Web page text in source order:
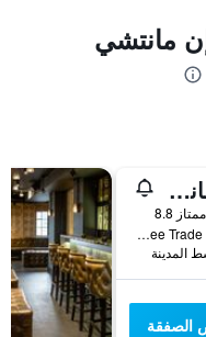
مانتشي
إدوارديان مانشستر، فندق راديسون كوليكشن
ممتاز 8.8
Free Trade Hall, Peter Street, مانشستر, المملكة المتحدة
الصفقة